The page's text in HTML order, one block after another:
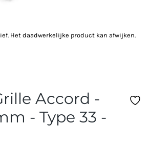
Het daadwerkelijke product kan afwijken.
Accord -
- Type 33 -